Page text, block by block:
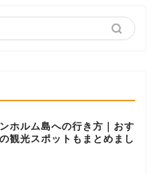
ホルム島への行き方｜おす
観光スポットもまとめまし